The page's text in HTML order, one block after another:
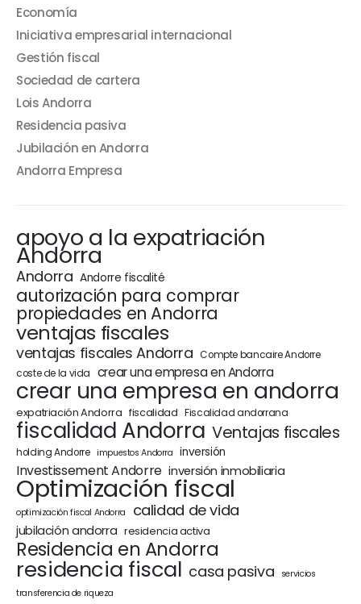
Economía
Iniciativa empresarial internacional
Gestión fiscal
Sociedad de cartera
Lois Andorra
Residencia pasiva
Jubilación en Andorra
Andorra Empresa
apoyo a la expatriación
Andorra
Andorra Andorre fiscalité
autorización para comprar
propiedades en Andorra
ventajas fiscales
ventajas fiscales Andorra Compte bancaire Andorre
coste de la vida crear una empresa en Andorra
crear una empresa en andorra
expatriación Andorra fiscalidad Fiscalidad andorrana
fiscalidad Andorra Ventajas fiscales
holding Andorre impuestos Andorra inversión
Investissement Andorre inversión inmobiliaria
Optimización fiscal
optimización fiscal Andorra calidad de vida
jubilación andorra residencia activa
Residencia en Andorra
residencia fiscal casa pasiva
servicios
transferencia de riqueza